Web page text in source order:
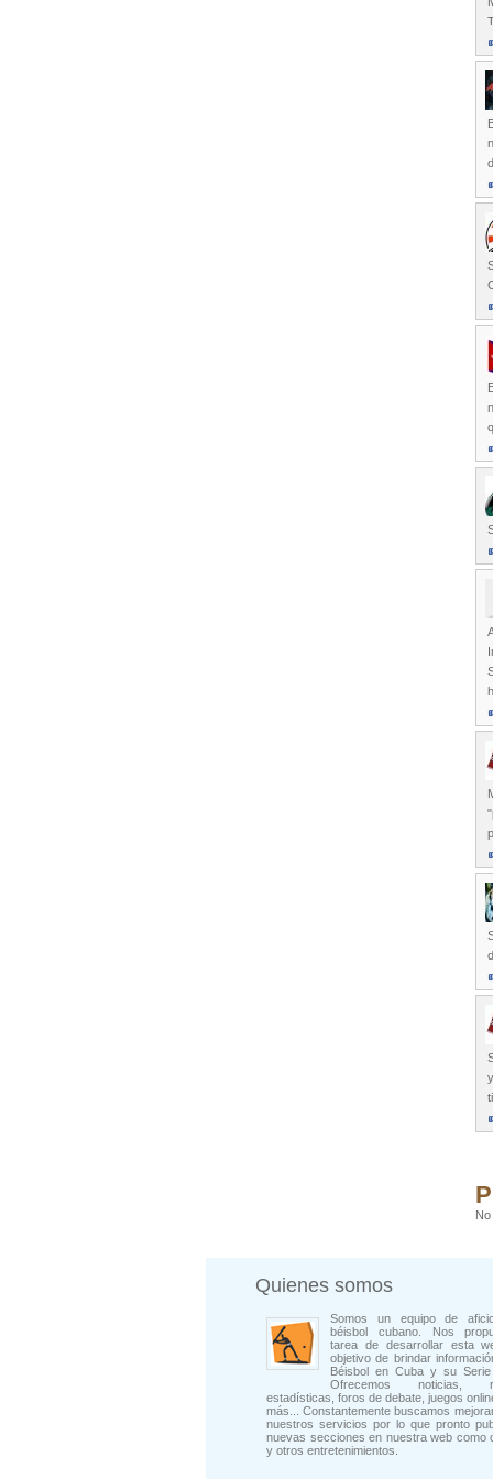
Quienes somos
Somos un equipo de
béisbol cubano. Nos
tarea de desarrollar esta
objetivo de brindar
Béisbol en Cuba y su Serie
Ofrecemos noticias,
estadísticas, foros de debate, juegos
más... Constantemente buscamos
nuestros servicios por lo que pronto
nuevas secciones en nuestra web como
y otros entretenimientos.